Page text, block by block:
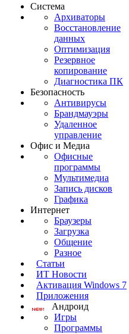
Система
Архиваторы
Восстановление
данных
Оптимизация
Резервное
копирование
Диагностика ПК
Безопасность
Антивирусы
Брандмауэры
Удаленное
управление
Офис и Медиа
Офисные
программы
Мультимедиа
Запись дисков
Графика
Интернет
Браузеры
Загрузка
Общение
Разное
Статьи
ИТ Новости
Активация Windows 7
Приложения
Андроид
Игры
Программы